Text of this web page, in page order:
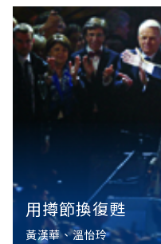
日子。後來，交了個男
在去年因
用撙節換復甦
黃漢華、溫怡玲